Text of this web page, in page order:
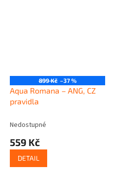
899 Kč –37 %
Aqua Romana – ANG, CZ
pravidla
Nedostupné
559 Kč
DETAIL